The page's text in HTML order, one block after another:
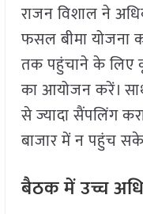
राजन विशाल ने
फसल बीमा योजना
तक पहुंचाने के लिए
का आयोजन करें।
से ज्यादा सैंपलिंग
बाजार में न पहुंच
बैठक में उच्च